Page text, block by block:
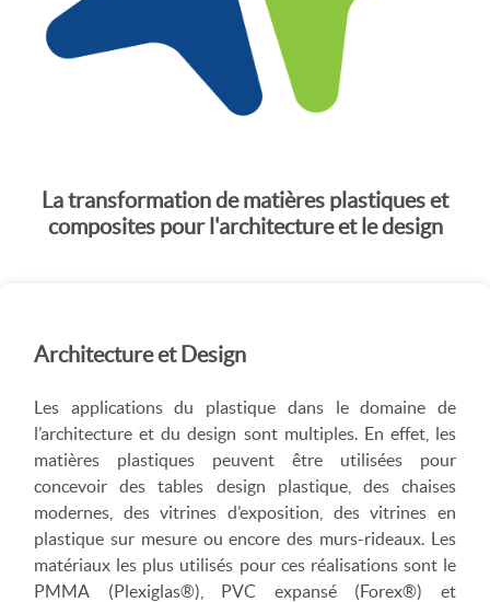
La transformation de matières plastiques et
composites pour l'architecture et le design
Architecture et Design
Les applications du plastique dans le domaine de
l’architecture et du design sont multiples. En effet, les
matières plastiques peuvent être utilisées pour
concevoir des tables design plastique, des chaises
modernes, des vitrines d’exposition, des vitrines en
plastique sur mesure ou encore des murs-rideaux. Les
matériaux les plus utilisés pour ces réalisations sont le
PMMA (Plexiglas®), PVC expansé (Forex®) et